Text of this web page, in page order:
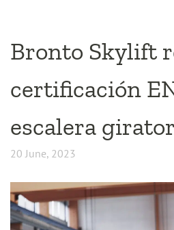
Bronto Skylift
certificación
escalera
20 June, 2023